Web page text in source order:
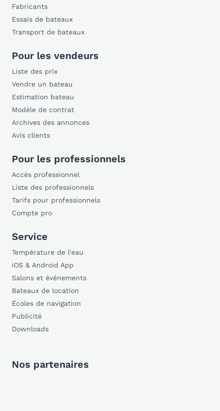
Fabricants
Essais de bateaux
Transport de bateaux
Pour les vendeurs
Liste des prix
Vendre un bateau
Estimation bateau
Modèle de contrat
Archives des annonces
Avis clients
Pour les professionnels
Accès professionnel
Liste des professionnels
Tarifs pour professionnels
Compte pro
Service
Température de l'eau
iOS & Android App
Salons et événements
Bateaux de location
Écoles de navigation
Publicité
Downloads
Nos partenaires